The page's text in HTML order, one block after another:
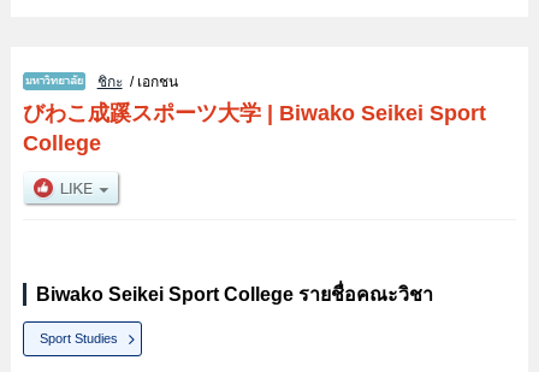
ชิกะ/ เอกชน
びわこ成蹊スポーツ大学| Biwako Seikei Sport
College
Biwako Seikei Sport College รายชื่อคณะวิชา
Sport Studies